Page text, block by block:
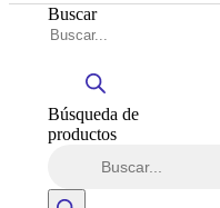
Buscar
Búsqueda de
productos